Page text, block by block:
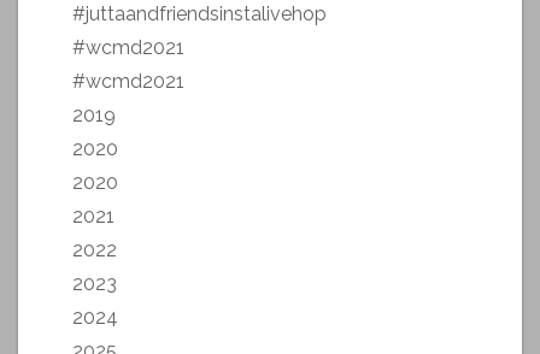
#juttaandfriendsinstalivehop
#wcmd2021
#wcmd2021
2019
2020
2020
2021
2022
2023
2024